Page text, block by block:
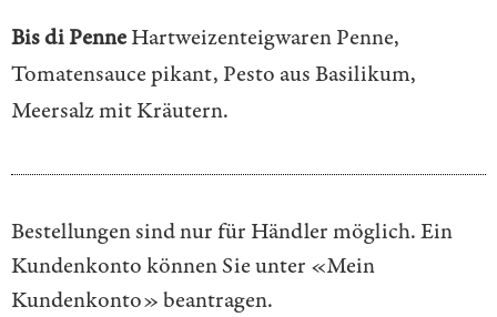
Bis di PenneHartweizenteigwaren Penne,
Tomatensauce pikant, Pesto aus Basilikum,
Meersalz mit Kräutern.
Bestellungen sind nur für Händler möglich. Ein
Kundenkonto können Sie unter «Mein
Kundenkonto»beantragen.